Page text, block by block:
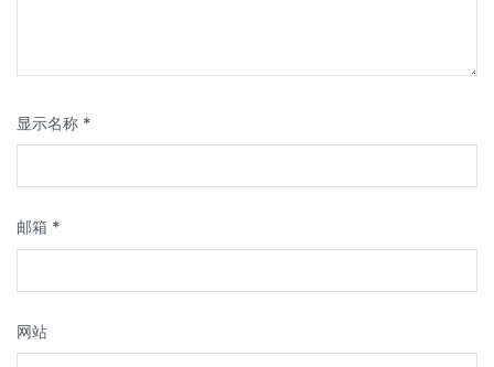
显示名称 *
邮箱 *
网站